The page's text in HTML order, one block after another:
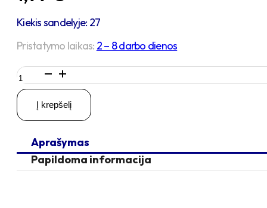
Kiekis sandelyje: 27
Pristatymo laikas: 2 – 8 darbo dienos
produkto
kiekis:
M8
30
Varžtas
cilindrine
galva
Į krepšelį
Aprašymas
Papildoma informacija